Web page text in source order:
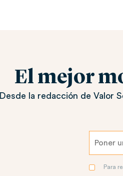
El mejor
Desde la redacción de Valor
Para